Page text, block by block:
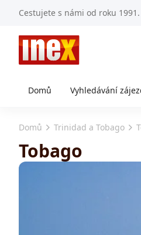
Cestujete s námi od roku
Domů Vyhledávání
Domů Trinidad a Tobago
Tobago